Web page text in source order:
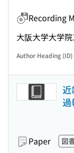
Recording
大阪大学大学
Author Heading (ID)
近
過
Paper 図